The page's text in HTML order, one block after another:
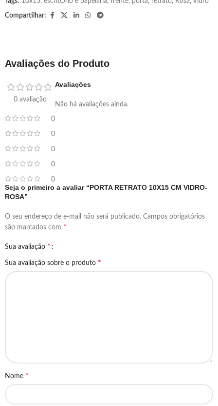
Compartilhar:
Avaliações do Produto
0 avaliação
0
0
0
0
0
Avaliações
Não há avaliações ainda.
Seja o primeiro a avaliar “PORTA RETRATO 10X15 CM VIDRO-
ROSA”
O seu endereço de e-mail não será publicado. Campos obrigatórios
são marcados com *
Sua avaliação *
Sua avaliação sobre o produto *
Nome *